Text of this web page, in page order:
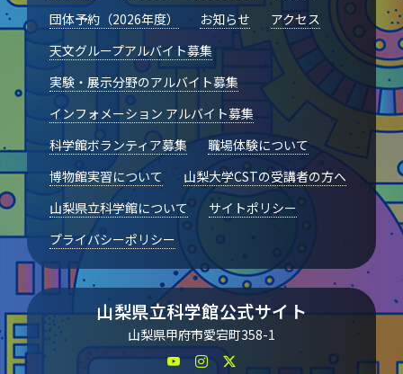
プライバシーポリシー
お問い合わせ
イベント
動画配信
団体予約（2026年度）
お知らせ
アクセス
天文グループアルバイト募集
実験・展示分野のアルバイト募集
インフォメーション アルバイト募集
科学館ボランティア募集
職場体験について
博物館実習について
山梨大学CSTの受講者の方へ
山梨県立科学館について
サイトポリシー
プライバシーポリシー
山梨県立科学館公式サイト
山梨県甲府市愛宕町358-1